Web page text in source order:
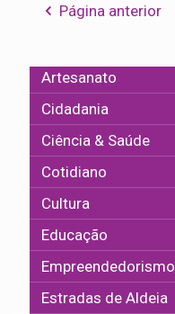
Página anterior
Artesanato
Cidadania
Ciência & Saúde
Cotidiano
Cultura
Educação
Empreendedorismo
Estradas de Aldeia